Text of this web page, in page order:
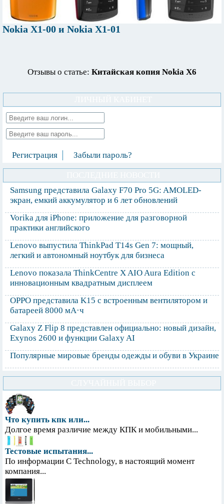
Nokia X1-00 и Nokia X1-01
Отзывы о статье: Китайская копия Nokia X6
Регистрация Забыли пароль?
Samsung представила Galaxy F70 Pro 5G: AMOLED-
экран, емкий аккумулятор и 6 лет обновлений
Vorika для iPhone: приложение для разговорной
практики английского
Lenovo выпустила ThinkPad T14s Gen 7: мощный,
легкий и автономный ноутбук для бизнеса
Lenovo показала ThinkCentre X AIO Aura Edition с
инновационным квадратным дисплеем
OPPO представила K15 с встроенным вентилятором и
батареей 8000 мА·ч
Galaxy Z Flip 8 представлен официально: новый дизайн,
Exynos 2600 и функции Galaxy AI
Популярные мировые бренды одежды и обуви в Украине
Что купить кпк или...
Долгое время различие между КПК и мобильными...
Тестовые испытания...
По информации С Technology, в настоящий момент
компания...